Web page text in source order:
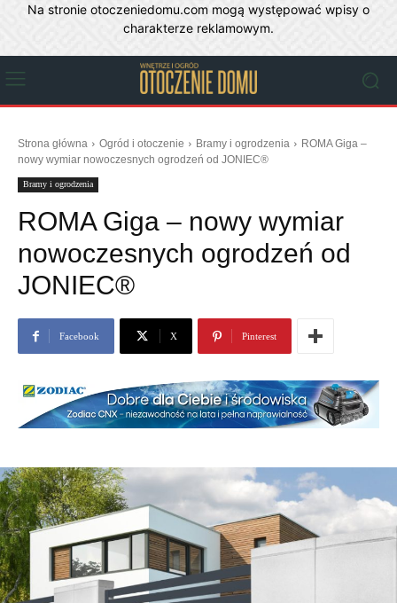
Na stronie otoczeniedomu.com mogą występować wpisy o
charakterze reklamowym.
Strona główna Ogród i otoczenie Bramy i ogrodzenia
ROMA Giga –
nowy wymiar nowoczesnych ogrodzeń od JONIEC®
Bramy i ogrodzenia
ROMA Giga – nowy wymiar
nowoczesnych ogrodzeń od
JONIEC®
Facebook X Pinterest